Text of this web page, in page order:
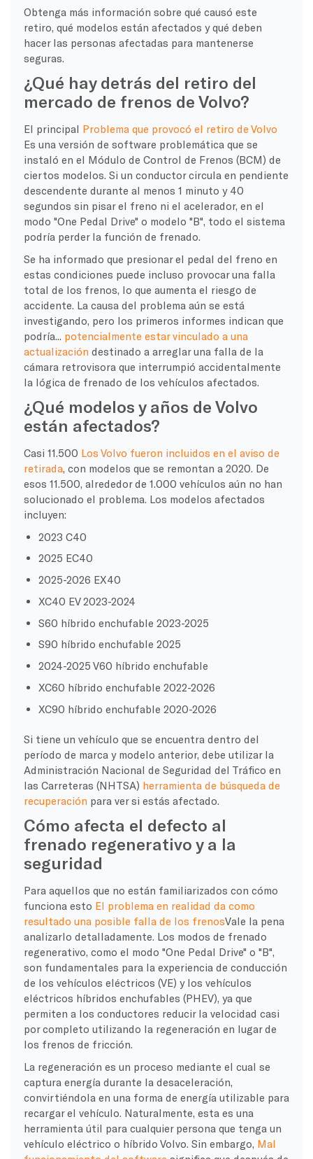
Obtenga más información sobre qué causó este
retiro, qué modelos están afectados y qué deben
hacer las personas afectadas para mantenerse
seguras.
¿Qué hay detrás del retiro del
mercado de frenos de Volvo?
El principal Problema que provocó el retiro de Volvo
Es una versión de software problemática que se
instaló en el Módulo de Control de Frenos (BCM) de
ciertos modelos. Si un conductor circula en pendiente
descendente durante al menos 1 minuto y 40
segundos sin pisar el freno ni el acelerador, en el
modo "One Pedal Drive" o modelo "B", todo el sistema
podría perder la función de frenado.
Se ha informado que presionar el pedal del freno en
estas condiciones puede incluso provocar una falla
total de los frenos, lo que aumenta el riesgo de
accidente. La causa del problema aún se está
investigando, pero los primeros informes indican que
podría... potencialmente estar vinculado a una
actualización destinado a arreglar una falla de la
cámara retrovisora que interrumpió accidentalmente
la lógica de frenado de los vehículos afectados.
¿Qué modelos y años de Volvo
están afectados?
Casi 11.500 Los Volvo fueron incluidos en el aviso de
retirada , con modelos que se remontan a 2020. De
esos 11.500, alrededor de 1.000 vehículos aún no han
solucionado el problema. Los modelos afectados
incluyen:
2023 C40
2025 EC40
2025-2026 EX40
XC40 EV 2023-2024
S60 híbrido enchufable 2023-2025
S90 híbrido enchufable 2025
2024-2025 V60 híbrido enchufable
XC60 híbrido enchufable 2022-2026
XC90 híbrido enchufable 2020-2026
Si tiene un vehículo que se encuentra dentro del
período de marca y modelo anterior, debe utilizar la
Administración Nacional de Seguridad del Tráfico en
las Carreteras (NHTSA) herramienta de búsqueda de
recuperación para ver si estás afectado.
Cómo afecta el defecto al
frenado regenerativo y a la
seguridad
Para aquellos que no están familiarizados con cómo
funciona esto El problema en realidad da como
resultado una posible falla de los frenosVale la pena
analizarlo detalladamente. Los modos de frenado
regenerativo, como el modo "One Pedal Drive" o "B",
son fundamentales para la experiencia de conducción
de los vehículos eléctricos (VE) y los vehículos
eléctricos híbridos enchufables (PHEV), ya que
permiten a los conductores reducir la velocidad casi
por completo utilizando la regeneración en lugar de
los frenos de fricción.
La regeneración es un proceso mediante el cual se
captura energía durante la desaceleración,
convirtiéndola en una forma de energía utilizable para
recargar el vehículo. Naturalmente, esta es una
herramienta útil para cualquier persona que tenga un
vehículo eléctrico o híbrido Volvo. Sin embargo, Mal